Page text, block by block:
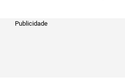
Publicidade